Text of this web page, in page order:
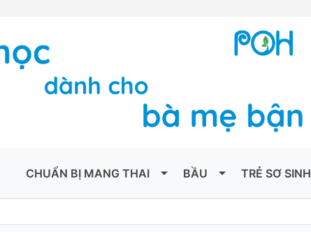
CHUẨN BỊ MANG THAI BẦU TRẺ SƠ SINH